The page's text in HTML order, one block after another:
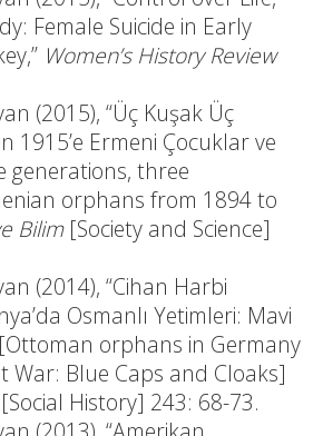
Female Suicide in Early
Women’s History Review
(2015), “Üç Kuşak Üç
1915’e Ermeni Çocuklar ve
generations, three
orphans from 1894 to
Bilim [Society and Science]
(2014), “Cihan Harbi
Osmanlı Yetimleri: Mavi
[Ottoman orphans in Germany
War: Blue Caps and Cloaks]
[Social History] 243: 68-73.